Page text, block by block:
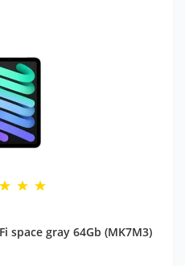
space gray 64Gb (MK7M3)